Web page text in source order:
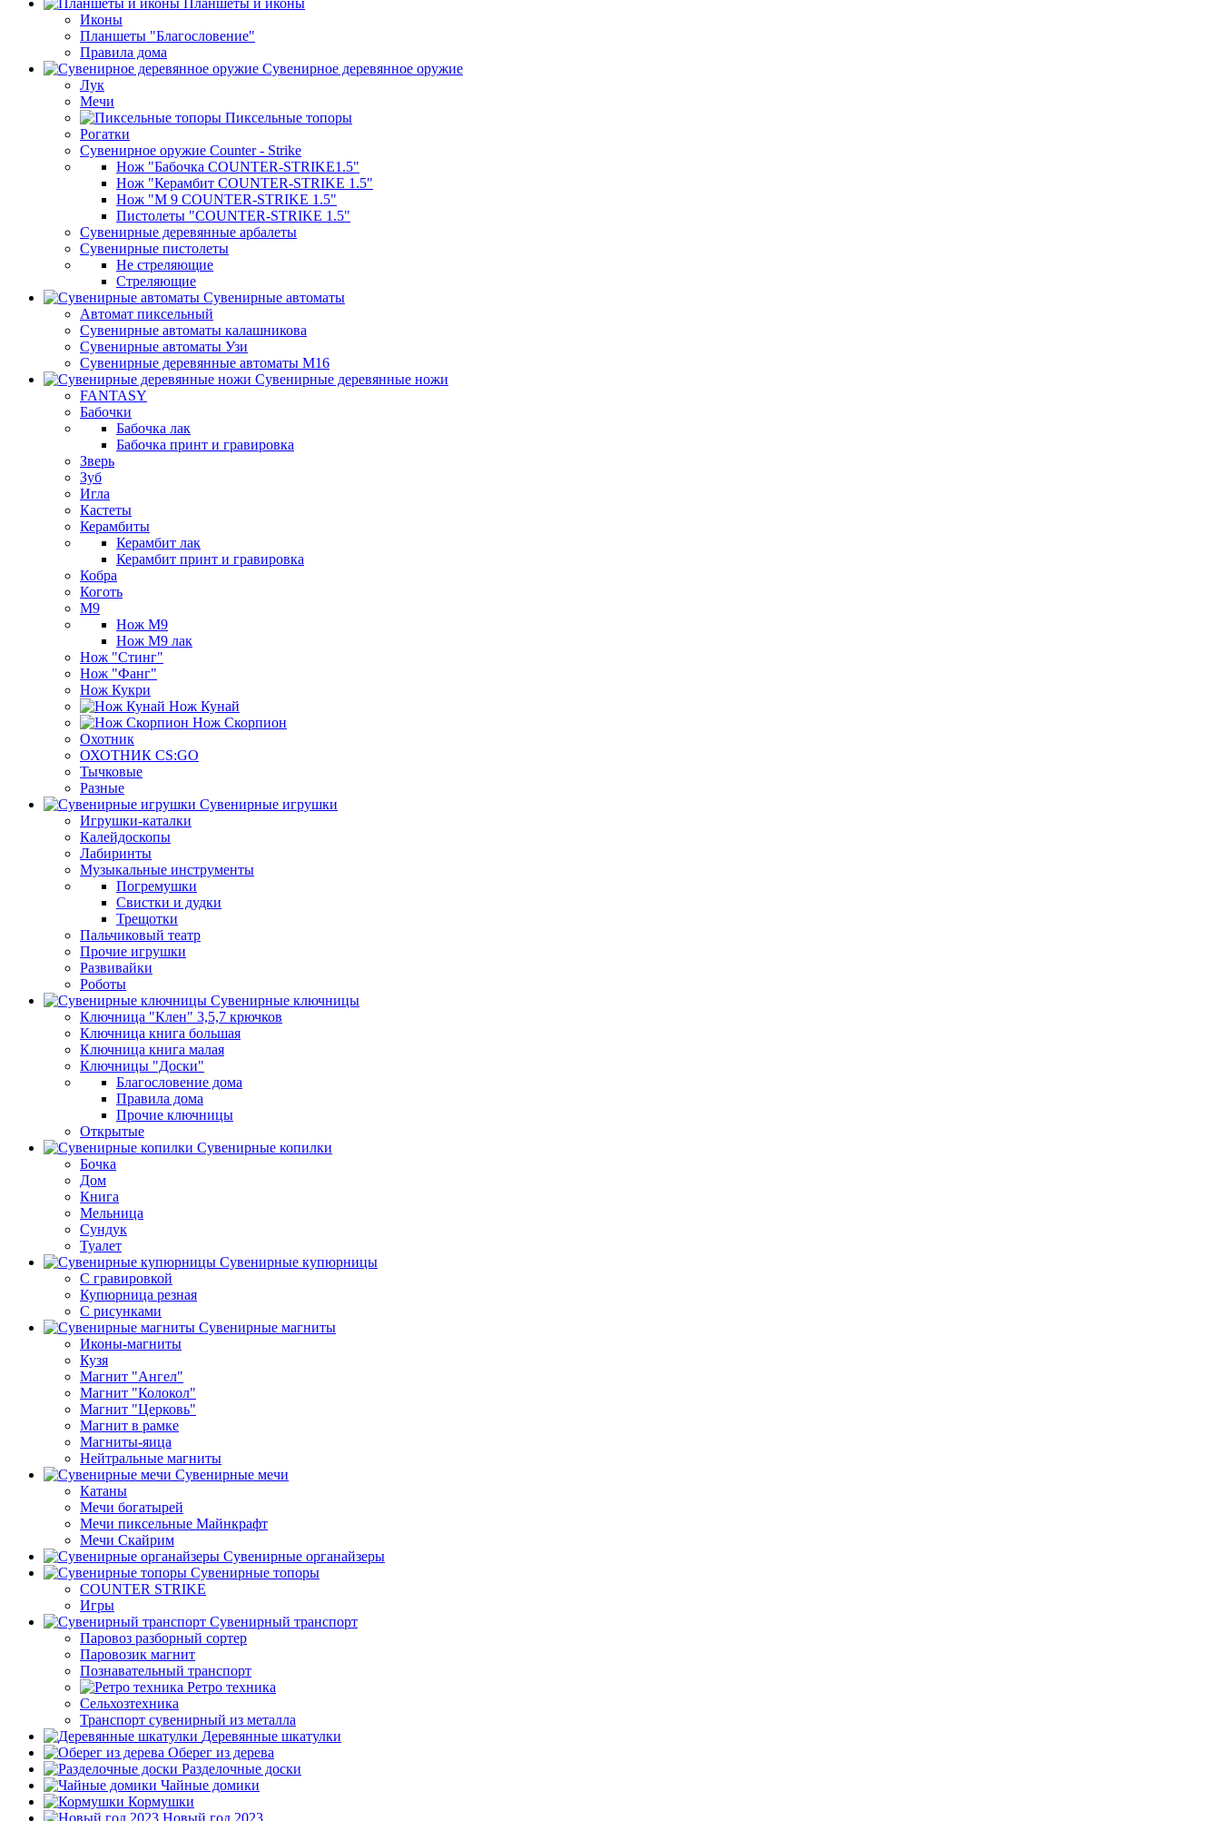
Планшеты и иконы
Иконы
Планшеты "Благословение"
Правила дома
Сувенирное деревянное оружие
Лук
Мечи
Пиксельные топоры
Рогатки
Сувенирное оружие Counter - Strike
Нож "Бабочка COUNTER-STRIKE1.5"
Нож "Керамбит COUNTER-STRIKE 1.5"
Нож "М 9 COUNTER-STRIKE 1.5"
Пистолеты "COUNTER-STRIKE 1.5"
Сувенирные деревянные арбалеты
Сувенирные пистолеты
Не стреляющие
Стреляющие
Сувенирные автоматы
Автомат пиксельный
Сувенирные автоматы калашникова
Сувенирные автоматы Узи
Сувенирные деревянные автоматы М16
Сувенирные деревянные ножи
FANTASY
Бабочки
Бабочка лак
Бабочка принт и гравировка
Зверь
Зуб
Игла
Кастеты
Керамбиты
Керамбит лак
Керамбит принт и гравировка
Кобра
Коготь
М9
Нож М9
Нож М9 лак
Нож "Стинг"
Нож "Фанг"
Нож Кукри
Нож Кунай
Нож Скорпион
Охотник
ОХОТНИК CS:GO
Тычковые
Разные
Сувенирные игрушки
Игрушки-каталки
Калейдоскопы
Лабиринты
Музыкальные инструменты
Погремушки
Свистки и дудки
Трещотки
Пальчиковый театр
Прочие игрушки
Развивайки
Роботы
Сувенирные ключницы
Ключница "Клен" 3,5,7 крючков
Ключница книга большая
Ключница книга малая
Ключницы "Доски"
Благословение дома
Правила дома
Прочие ключницы
Открытые
Сувенирные копилки
Бочка
Дом
Книга
Мельница
Сундук
Туалет
Сувенирные купюрницы
C гравировкой
Купюрница резная
С рисунками
Сувенирные магниты
Иконы-магниты
Кузя
Магнит "Ангел"
Магнит "Колокол"
Магнит "Церковь"
Магнит в рамке
Магниты-яица
Нейтральные магниты
Сувенирные мечи
Катаны
Мечи богатырей
Мечи пиксельные Майнкрафт
Мечи Скайрим
Сувенирные органайзеры
Сувенирные топоры
COUNTER STRIKE
Игры
Сувенирный транспорт
Паровоз разборный сортер
Паровозик магнит
Познавательный транспорт
Ретро техника
Сельхозтехника
Транспорт сувенирный из металла
Деревянные шкатулки
Оберег из дерева
Разделочные доски
Чайные домики
Кормушки
Новый год 2023